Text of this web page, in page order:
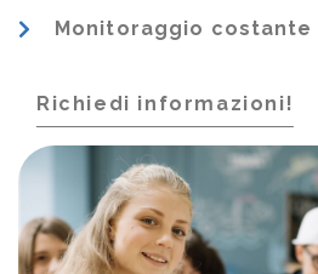
Monitoraggio costante
Richiedi informazioni!